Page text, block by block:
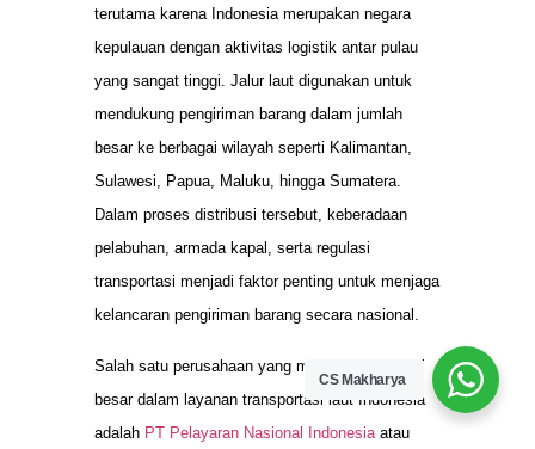
terutama karena Indonesia merupakan negara
kepulauan dengan aktivitas logistik antar pulau
yang sangat tinggi. Jalur laut digunakan untuk
mendukung pengiriman barang dalam jumlah
besar ke berbagai wilayah seperti Kalimantan,
Sulawesi, Papua, Maluku, hingga Sumatera.
Dalam proses distribusi tersebut, keberadaan
pelabuhan, armada kapal, serta regulasi
transportasi menjadi faktor penting untuk menjaga
kelancaran pengiriman barang secara nasional.
Salah satu perusahaan yang memiliki kontribusi
besar dalam layanan transportasi laut Indonesia
adalah PT Pelayaran Nasional Indonesia atau
CS Makharya